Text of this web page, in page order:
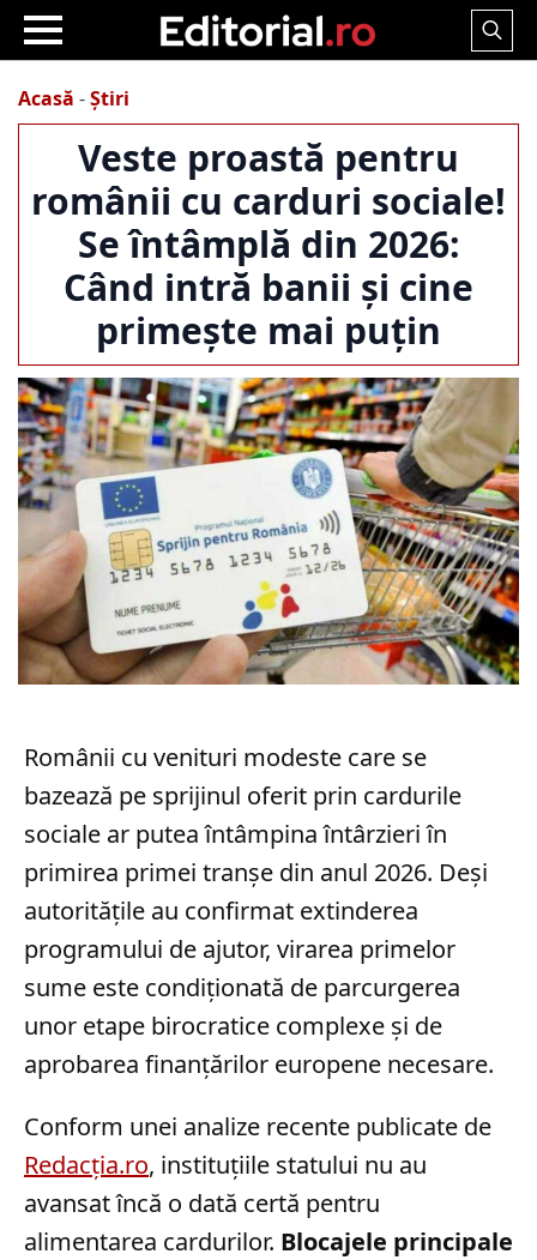
Search
Acasă -Știri
Veste proastă pentru
românii cu carduri sociale!
Se întâmplă din 2026:
Când intră banii și cine
primește mai puțin
Românii cu venituri modeste care se
bazează pe sprijinul oferit prin cardurile
sociale ar putea întâmpina întârzieri în
primirea primei tranșe din anul 2026. Deși
autoritățile au confirmat extinderea
programului de ajutor, virarea primelor
sume este condiționată de parcurgerea
unor etape birocratice complexe și de
aprobarea finanțărilor europene necesare.
Conform unei analize recente publicate de
Redacția.ro, instituțiile statului nu au
avansat încă o dată certă pentru
alimentarea cardurilor. Blocajele principale